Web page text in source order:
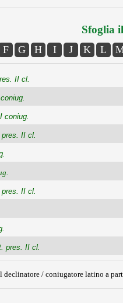
Sfoglia
F G H I J K L
II cl.
coniug.
II cl.
II cl.
pres. II cl.
declinatore / coniugatore latino a